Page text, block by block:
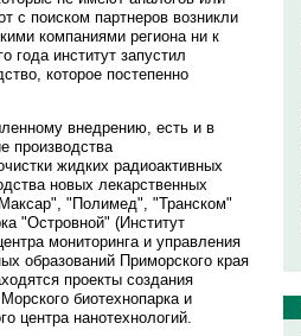
с поиском партнеров возникли
компаниями региона ни к
года институт запустил
которое постепенно
внедрению, есть и в
производства
жидких радиоактивных
новых лекарственных
"Полимед", "Транском"
"Островной" (Институт
мониторинга и управления
образований Приморского края
проекты создания
биотехнопарка и
центра нанотехнологий.